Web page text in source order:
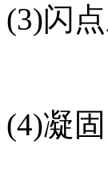
(3)闪
(4)凝